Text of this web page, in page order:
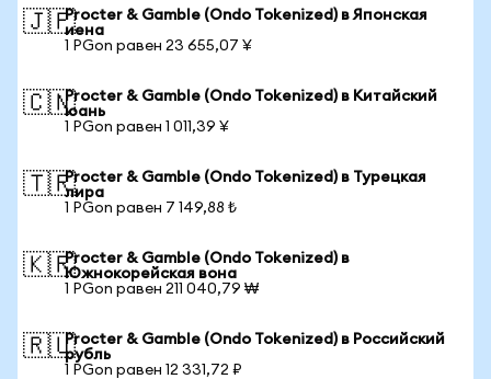
🇯🇵Procter & Gamble (Ondo Tokenized) в Японская
иена
1 PGon равен 23 655,07 ¥
🇨🇳Procter & Gamble (Ondo Tokenized) в Китайский
юань
1 PGon равен 1 011,39 ¥
🇹🇷Procter & Gamble (Ondo Tokenized) в Турецкая
лира
1 PGon равен 7 149,88 ₺
🇰🇷Procter & Gamble (Ondo Tokenized) в
Южнокорейская вона
1 PGon равен 211 040,79 ₩
🇷🇺Procter & Gamble (Ondo Tokenized) в Российский
рубль
1 PGon равен 12 331,72 ₽